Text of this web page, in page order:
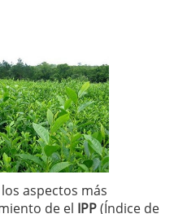
aspectos más
de el IPP(Índice de